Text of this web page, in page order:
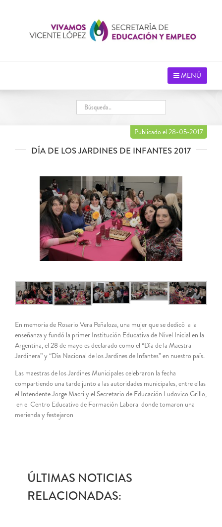
MENÚ
Publicado el 28-05-2017
DÍA DE LOS JARDINES DE INFANTES 2017
En memoria de Rosario Vera Peñaloza, una mujer que se dedicó a la
enseñanza y fundó la primer Institución Educativa de Nivel Inicial en la
Argentina, el 28 de mayo es declarado como el “Día de la Maestra
Jardinera” y “Día Nacional de los Jardines de Infantes” en nuestro país.
Las maestras de los Jardines Municipales celebraron la fecha
compartiendo una tarde junto a las autoridades municipales, entre ellas
el Intendente Jorge Macri y el Secretario de Educación Ludovico Grillo,
en el Centro Educativo de Formación Laboral donde tomaron una
merienda y festejaron
ÚLTIMAS NOTICIAS
RELACIONADAS: